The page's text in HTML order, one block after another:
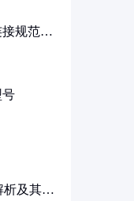
规范详
析及其在